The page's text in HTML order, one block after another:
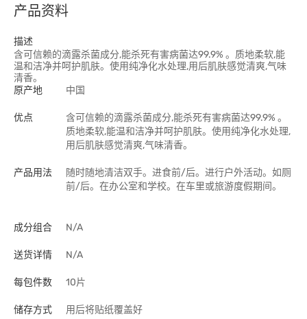
产品资料
描述
含可信赖的滴露杀菌成分,能杀死有害病菌达99.9% 。质地柔软,能
温和洁净并呵护肌肤。使用纯净化水处理,用后肌肤感觉清爽,气味
清香。
原产地
中国
优点
含可信赖的滴露杀菌成分,能杀死有害病菌达99.9% 。
质地柔软,能温和洁净并呵护肌肤。使用纯净化水处理,
用后肌肤感觉清爽,气味清香。
产品用法
随时随地清洁双手。进食前/后。进行户外活动。如厕
前/后。在办公室和学校。在车里或旅游度假期间。
成分组合 N/A
送货详情 N/A
每包件数 10片
储存方式 用后将贴纸覆盖好